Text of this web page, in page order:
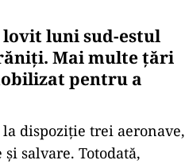
lovit luni sud-estul
. Mai multe țări
pentru a
dispoziţie trei aeronave,
salvare. Totodată,